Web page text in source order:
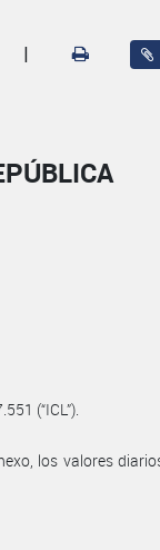
|
(“ICL”).
los valores